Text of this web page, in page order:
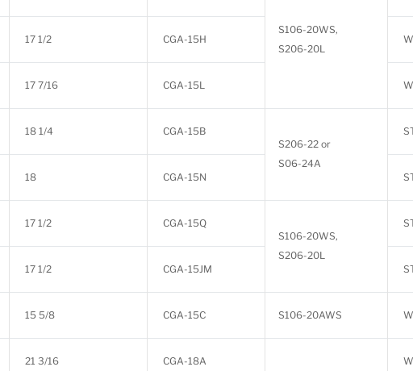
S106-20WS,
S206-20L
17 1/2 CGA-15H
17 7/16 CGA-15L
18 1/4
CGA-15B
S206-22 or
S06-24A
18 CGA-15N
17 1/2
CGA-15Q
S106-20WS,
S206-20L
17 1/2 CGA-15JM
15 5/8 CGA-15C S106-20AWS
21 3/16 CGA-18A